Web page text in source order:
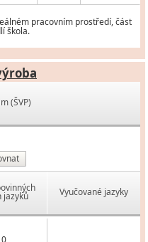
pracovním prostředí, část
škola.
(ŠVP)
jazyků Vyučované jazyky